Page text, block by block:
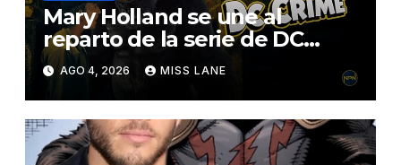
Mary Holland se une al
reparto de la serie de DC
sobre Jimmy Olsen
AGO 4, 2026 MISS LANE